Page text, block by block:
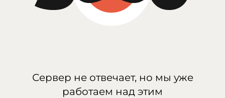
Сервер не отвечает, но мы уже
работаем над этим